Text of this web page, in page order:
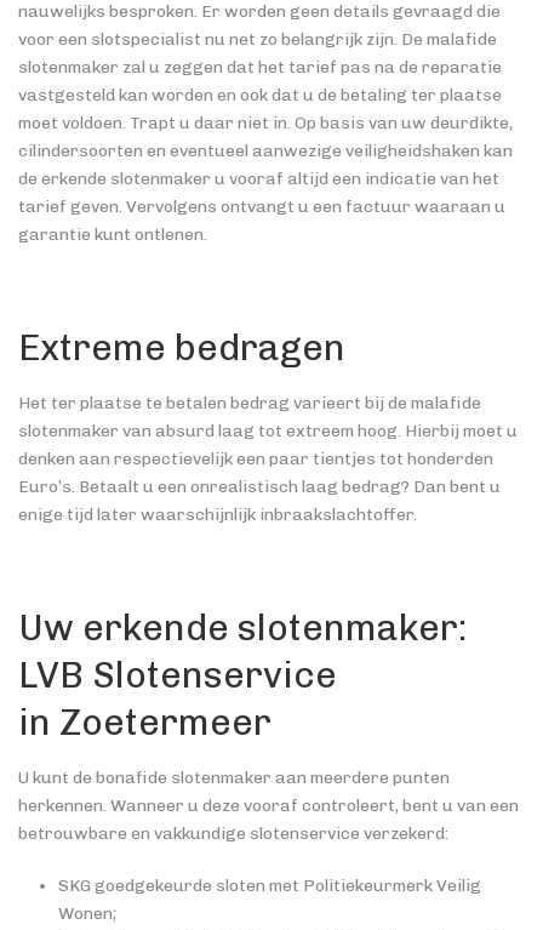
nauwelijks besproken. Er worden geen details gevraagd die
voor een slotspecialist nu net zo belangrijk zijn. De malafide
slotenmaker zal u zeggen dat het tarief pas na de reparatie
vastgesteld kan worden en ook dat u de betaling ter plaatse
moet voldoen. Trapt u daar niet in. Op basis van uw deurdikte,
cilindersoorten en eventueel aanwezige veiligheidshaken kan
de erkende slotenmaker u vooraf altijd een indicatie van het
tarief geven. Vervolgens ontvangt u een factuur waaraan u
garantie kunt ontlenen.
Extreme bedragen
Het ter plaatse te betalen bedrag varieert bij de malafide
slotenmaker van absurd laag tot extreem hoog. Hierbij moet u
denken aan respectievelijk een paar tientjes tot honderden
Euro’s. Betaalt u een onrealistisch laag bedrag? Dan bent u
enige tijd later waarschijnlijk inbraakslachtoffer.
Uw erkende slotenmaker:
LVB Slotenservice
in Zoetermeer
U kunt de bonafide slotenmaker aan meerdere punten
herkennen. Wanneer u deze vooraf controleert, bent u van een
betrouwbare en vakkundige slotenservice verzekerd:
SKG goedgekeurde sloten met Politiekeurmerk Veilig
Wonen;